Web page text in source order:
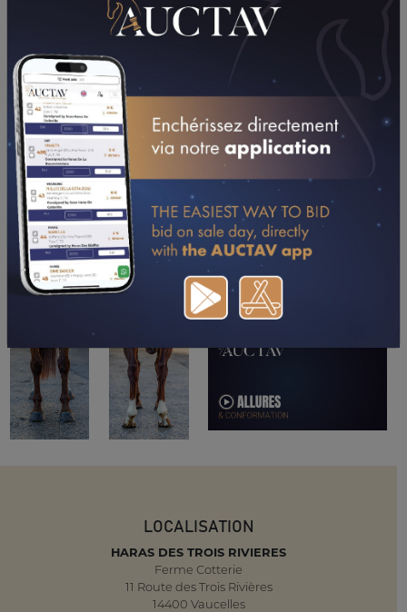
TÉLÉCHARGER LE PDF
LOCALISATION
HARAS DES TROIS RIVIERES
Ferme Cotterie
11 Route des Trois Rivières
14400 Vaucelles